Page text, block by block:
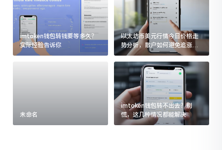
imtoken钱包转钱要等多久？
实际经验告诉你
以太坊币美元行情今日价格走
势分析，散户如何避免追涨杀
跌被套牢
未命名
imtoken钱包转不出去？别
慌，这几种情况都能解决